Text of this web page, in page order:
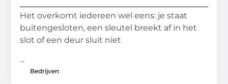
Het overkomt iedereen wel eens: je staat
buitengesloten, een sleutel breekt af in het
slot of een deur sluit niet
...
Bedrijven